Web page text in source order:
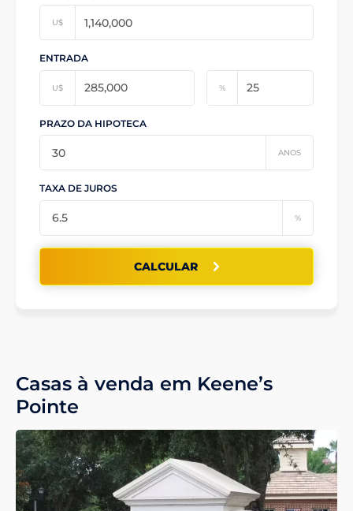
U$
ENTRADA
U$ %
PRAZO DA HIPOTECA
ANOS
TAXA DE JUROS
%
CALCULAR
Casas à venda em Keene’s
Pointe